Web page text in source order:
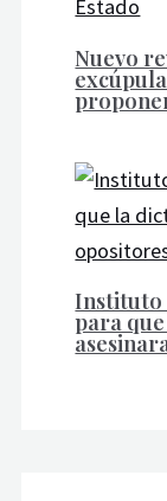
Nuevo
Instituto
para